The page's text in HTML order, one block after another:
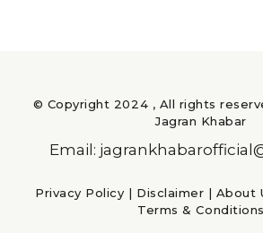
© Copyright 2024 , All rights
Jagran Khabar
Email:
Privacy Policy | Disclaimer | About
Terms & Conditions